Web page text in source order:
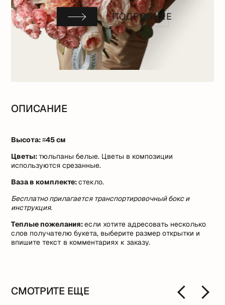
ПОДРОБНЕЕ
ОПИСАНИЕ
Высота: ≈45 см
Цветы:тюльпаны белые. Цветы в композиции
используются срезанные.
Ваза в комплекте:стекло.
Бесплатно прилагается транспортировочный бокс и
инструкция.
Теплые пожелания:если хотите адресовать несколько
слов получателю букета, выберите размер открытки и
впишите текст в комментариях к заказу.
СМОТРИТЕ ЕЩЕ